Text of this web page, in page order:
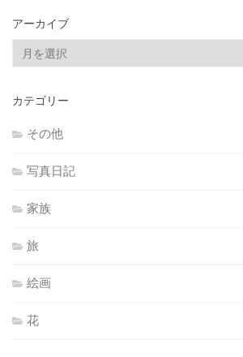
アーカイブ
ー
イ
カテゴリー
その他
写真日記
家族
旅
絵画
花